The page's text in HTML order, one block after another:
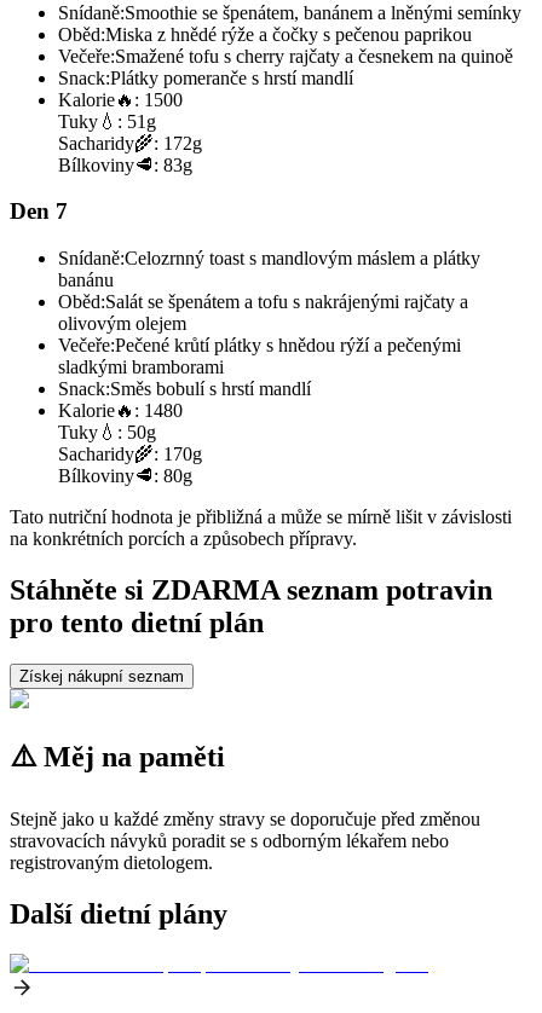
Snídaně:Smoothie se špenátem, banánem a lněnými semínky
Oběd:Miska z hnědé rýže a čočky s pečenou paprikou
Večeře:Smažené tofu s cherry rajčaty a česnekem na quinoě
Snack:Plátky pomeranče s hrstí mandlí
Kalorie🔥: 1500
Tuky 💧: 51g
Sacharidy🌾: 172g
Bílkoviny🥩: 83g
Den 7
Snídaně:Celozrnný toast s mandlovým máslem a plátky
banánu
Oběd:Salát se špenátem a tofu s nakrájenými rajčaty a
olivovým olejem
Večeře:Pečené krůtí plátky s hnědou rýží a pečenými
sladkými bramborami
Snack:Směs bobulí s hrstí mandlí
Kalorie🔥: 1480
Tuky 💧: 50g
Sacharidy🌾: 170g
Bílkoviny🥩: 80g
Tato nutriční hodnota je přibližná a může se mírně lišit v závislosti
na konkrétních porcích a způsobech přípravy.
Stáhněte si ZDARMA seznam potravin
pro tento dietní plán
Získej nákupní seznam
⚠️ Měj na paměti
Stejně jako u každé změny stravy se doporučuje před změnou
stravovacích návyků poradit se s odborným lékařem nebo
registrovaným dietologem.
Další dietní plány